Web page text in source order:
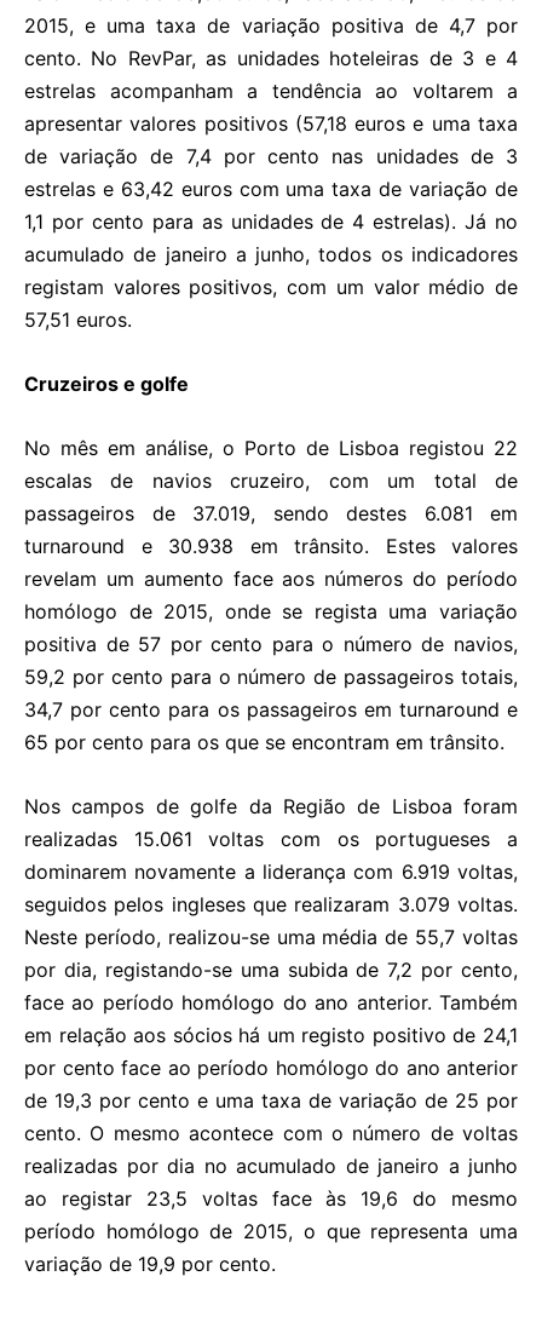
2015, e uma taxa de variação positiva de 4,7 por
cento. No RevPar, as unidades hoteleiras de 3 e 4
estrelas acompanham a tendência ao voltarem a
apresentar valores positivos (57,18 euros e uma taxa
de variação de 7,4 por cento nas unidades de 3
estrelas e 63,42 euros com uma taxa de variação de
1,1 por cento para as unidades de 4 estrelas). Já no
acumulado de janeiro a junho, todos os indicadores
registam valores positivos, com um valor médio de
57,51 euros.
Cruzeiros e golfe
No mês em análise, o Porto de Lisboa registou 22
escalas de navios cruzeiro, com um total de
passageiros de 37.019, sendo destes 6.081 em
turnaround e 30.938 em trânsito. Estes valores
revelam um aumento face aos números do período
homólogo de 2015, onde se regista uma variação
positiva de 57 por cento para o número de navios,
59,2 por cento para o número de passageiros totais,
34,7 por cento para os passageiros em turnaround e
65 por cento para os que se encontram em trânsito.
Nos campos de golfe da Região de Lisboa foram
realizadas 15.061 voltas com os portugueses a
dominarem novamente a liderança com 6.919 voltas,
seguidos pelos ingleses que realizaram 3.079 voltas.
Neste período, realizou-se uma média de 55,7 voltas
por dia, registando-se uma subida de 7,2 por cento,
face ao período homólogo do ano anterior. Também
em relação aos sócios há um registo positivo de 24,1
por cento face ao período homólogo do ano anterior
de 19,3 por cento e uma taxa de variação de 25 por
cento. O mesmo acontece com o número de voltas
realizadas por dia no acumulado de janeiro a junho
ao registar 23,5 voltas face às 19,6 do mesmo
período homólogo de 2015, o que representa uma
variação de 19,9 por cento.